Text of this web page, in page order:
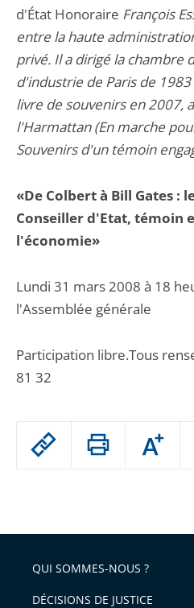
Passer
arriver
après
ou
l'article
pour
d'État Honoraire François
entre la haute
privé. Il a dirigé la chambre
d'industrie de Paris de
livre de souvenirs en 2007,
l'Harmattan (En marche
Souvenirs d'un témoin
«De Colbert à Bill Gates :
Conseiller d'Etat, témoin
l'économie»
Lundi 31 mars 2008 à 18
l'Assemblée générale
Participation libre.Tous
81 32
QUI SOMMES-NOUS ?
DÉCISIONS DE JUSTICE